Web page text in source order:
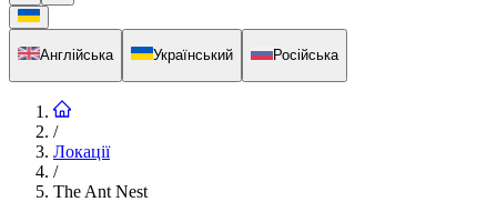
Англійська Український Російська
/
Локації
/
The Ant Nest